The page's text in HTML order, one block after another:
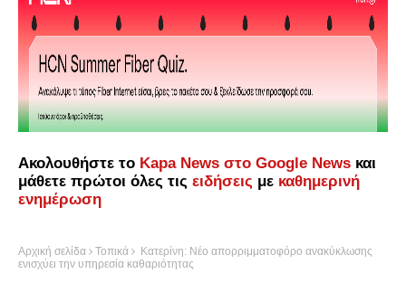
Ακολουθήστε το Kapa News στο Google News και
μάθετε πρώτοι όλες τις ειδήσεις με καθημερινή
ενημέρωση
Αρχική σελίδα Τοπικά
Κατερίνη: Νέο απορριμματοφόρο ανακύκλωσης
ενισχύει την υπηρεσία καθαριότητας